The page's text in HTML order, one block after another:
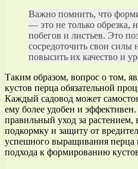
Важно помнить, что
— это не только обрезка,
побегов и листьев. Это
сосредоточить свои силы
повысить их качество и
Таким образом, вопрос о том,
кустов перца обязательной
Каждый садовод может
ему более удобен и
правильный уход за
подкормку и защиту от
успешного выращивания перца
подхода к формированию